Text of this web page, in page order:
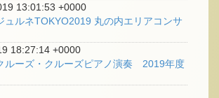
13:01:53 +0000
ュルネTOKYO2019 丸の内エリアコンサ
18:27:14 +0000
ルーズ・クルーズピアノ演奏 2019年度